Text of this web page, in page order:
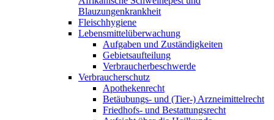
Blauzungenkrankheit
Fleischhygiene
Lebensmittelüberwachung
Aufgaben und Zuständigkeiten
Gebietsaufteilung
Verbraucherbeschwerde
Verbraucherschutz
Apothekenrecht
Betäubungs- und (Tier-) Arzneimittelrecht
Friedhofs- und Bestattungsrecht